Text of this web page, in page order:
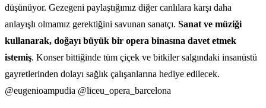
düşünüyor. Gezegeni paylaştığımız diğer canlılara karşı daha
anlayışlı olmamız gerektiğini savunan sanatçı. Sanat ve müziği
kullanarak, doğayı büyük bir opera binasına davet etmek
istemiş. Konser bittiğinde tüm çiçek ve bitkiler salgındaki insanüstü
gayretlerinden dolayı sağlık çalışanlarına hediye edilecek.
@eugenioampudia @liceu_opera_barcelona